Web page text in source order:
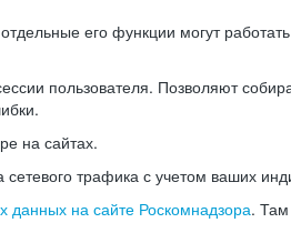
его функции могут
пользователя. Позволяют
на сайтах.
трафика с учетом ваших
данных на сайте Роскомнадзора.